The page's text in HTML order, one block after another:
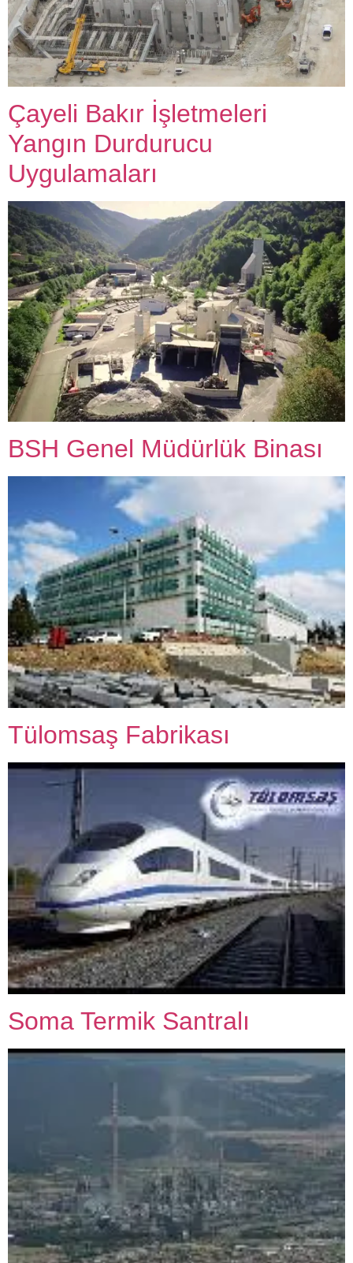
Çayeli Bakır İşletmeleri
Yangın Durdurucu
Uygulamaları
BSH Genel Müdürlük Binası
Tülomsaş Fabrikası
Soma Termik Santralı